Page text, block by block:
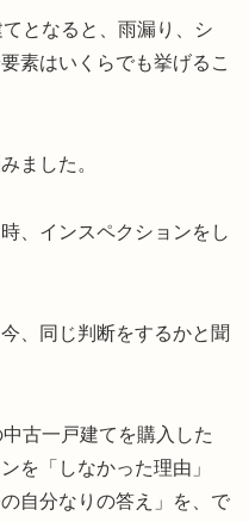
となると、雨漏り、シ
素はいくらでも挙げるこ
ました。
、インスペクションをし
、同じ判断をするかと聞
古一戸建てを購入した
を「しなかった理由」
自分なりの答え」を、で